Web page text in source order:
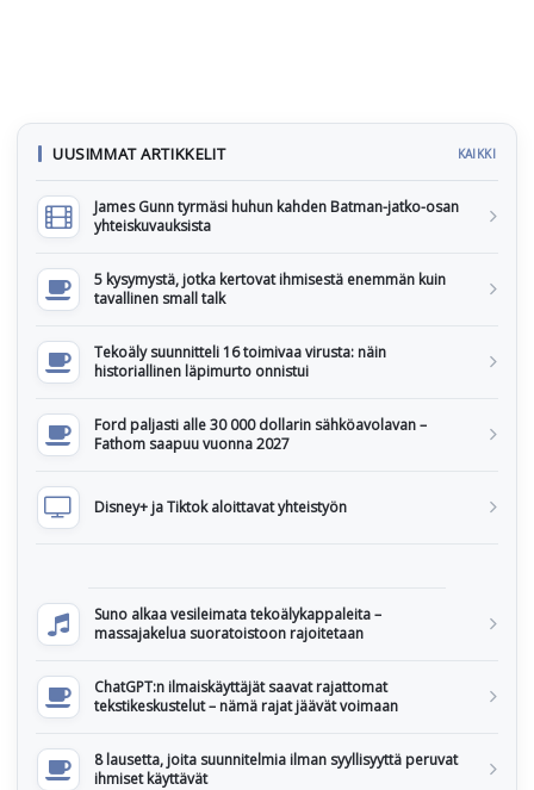
UUSIMMAT ARTIKKELIT KAIKKI
James Gunn tyrmäsi huhun kahden Batman-jatko-osan
yhteiskuvauksista
5 kysymystä, jotka kertovat ihmisestä enemmän kuin
tavallinen small talk
Tekoäly suunnitteli 16 toimivaa virusta: näin
historiallinen läpimurto onnistui
Ford paljasti alle 30 000 dollarin sähköavolavan –
Fathom saapuu vuonna 2027
Disney+ ja Tiktok aloittavat yhteistyön
Suno alkaa vesileimata tekoälykappaleita –
massajakelua suoratoistoon rajoitetaan
ChatGPT:n ilmaiskäyttäjät saavat rajattomat
tekstikeskustelut – nämä rajat jäävät voimaan
8 lausetta, joita suunnitelmia ilman syyllisyyttä peruvat
ihmiset käyttävät